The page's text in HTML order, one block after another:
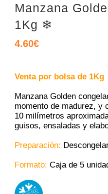
Manzana
1Kg ❄
4.60€
Venta por bolsa de 1Kg
Manzana Golden
momento de madurez, y
10 milímetros
guisos, ensaladas y
Preparación:
Formato: Caja de 5